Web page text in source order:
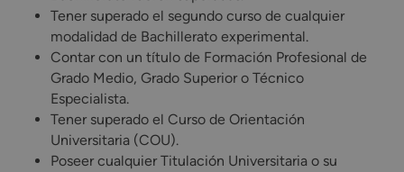
Tener superado el segundo curso de cualquier
modalidad de Bachillerato experimental.
Contar con un título de Formación Profesional de
Grado Medio, Grado Superior o Técnico
Especialista.
Tener superado el Curso de Orientación
Universitaria (COU).
Poseer cualquier Titulación Universitaria o su